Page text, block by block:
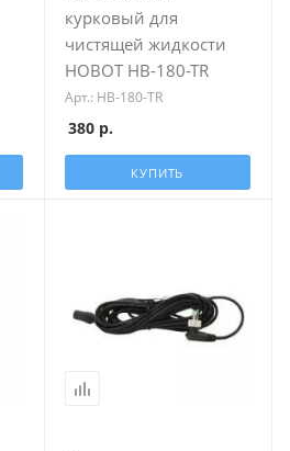
курковый для
чистящей жидкости
HOBOT HB-180-TR
Арт.: HB-180-TR
380р.
КУПИТЬ